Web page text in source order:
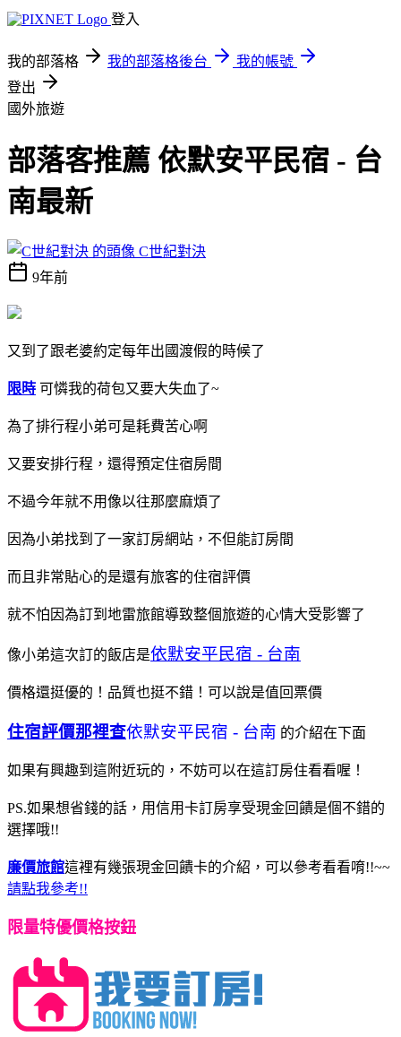
登入
我的部落格 我的部落格後台
我的帳號
登出
國外旅遊
部落客推薦 依默安平民宿 - 台
南最新
C世紀對決
9年前
又到了跟老婆約定每年出國渡假的時候了
限時 可憐我的荷包又要大失血了~
為了排行程小弟可是耗費苦心啊
又要安排行程，還得預定住宿房間
不過今年就不用像以往那麼麻煩了
因為小弟找到了一家訂房網站，不但能訂房間
而且非常貼心的是還有旅客的住宿評價
就不怕因為訂到地雷旅館導致整個旅遊的心情大受影響了
像小弟這次訂的飯店是依默安平民宿 - 台南
價格還挺優的！品質也挺不錯！可以說是值回票價
住宿評價那裡查依默安平民宿 - 台南 的介紹在下面
如果有興趣到這附近玩的，不妨可以在這訂房住看看喔！
PS.如果想省錢的話，用信用卡訂房享受現金回饋是個不錯的
選擇哦!!
廉價旅館這裡有幾張現金回饋卡的介紹，可以參考看看唷!!~~
請點我參考!!
限量特優價格按鈕